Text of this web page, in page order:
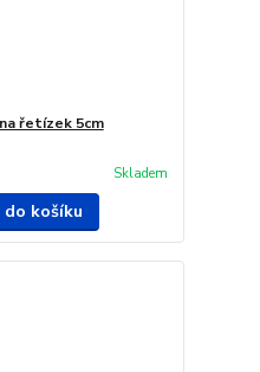
řetízek 5cm
Skladem
košíku